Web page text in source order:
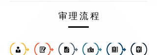
​审理流程​